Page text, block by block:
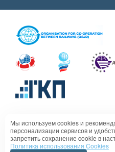
Политика в отношении
Мы используем cookies и
персонализации сервисов и
запретить сохранение cookie в
Политика использования Cookies